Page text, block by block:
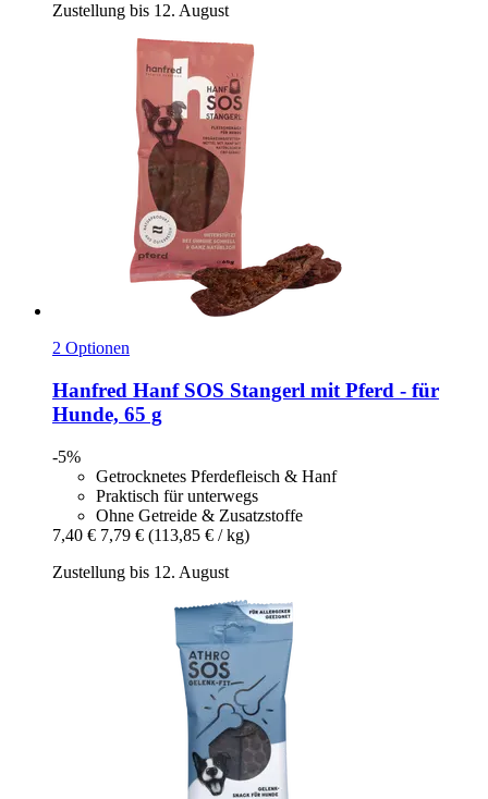
Zustellung bis 12. August
2 Optionen
Hanfred Hanf SOS Stangerl mit Pferd -​ für
Hunde, 65 g
-5%
Getrocknetes Pferdefleisch & Hanf
Praktisch für unterwegs
Ohne Getreide & Zusatzstoffe
7,40 € 7,79 € (113,85 € / kg)
Zustellung bis 12. August